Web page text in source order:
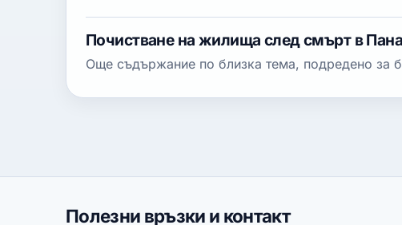
Почистване на жилища след смърт в
Още съдържание по близка тема, подредено за
Полезни връзки и контакт